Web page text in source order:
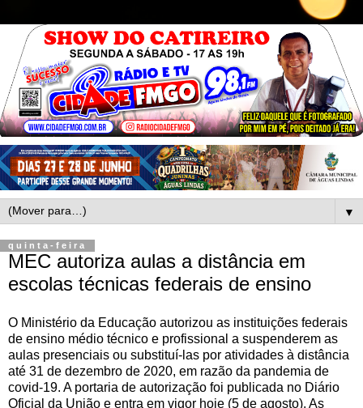
▼
quinta-feira
MEC autoriza aulas a distância em
escolas técnicas federais de ensino
O Ministério da Educação autorizou as instituições federais
de ensino médio técnico e profissional a suspenderem as
aulas presenciais ou substituí-las por atividades à distância
até 31 de dezembro de 2020, em razão da pandemia de
covid-19. A portaria de autorização foi publicada no Diário
Oficial da União e entra em vigor hoje (5 de agosto). As